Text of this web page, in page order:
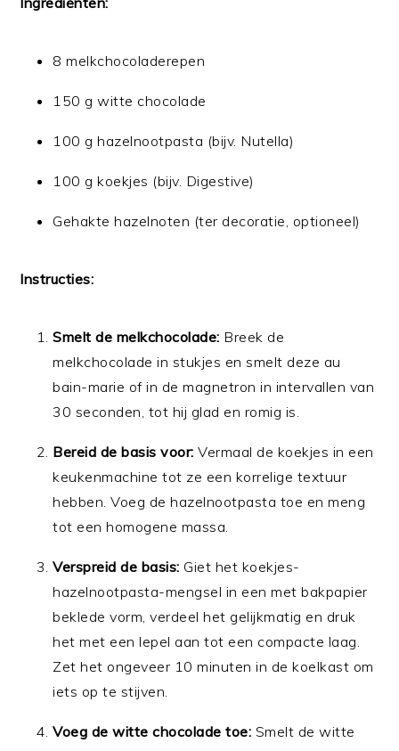
8 melkchocoladerepen
150 g witte chocolade
100 g hazelnootpasta (bijv. Nutella)
100 g koekjes (bijv. Digestive)
Gehakte hazelnoten (ter decoratie, optioneel)
Instructies:
Smelt de melkchocolade: Breek de
melkchocolade in stukjes en smelt deze au
bain-marie of in de magnetron in intervallen van
30 seconden, tot hij glad en romig is.
Bereid de basis voor: Vermaal de koekjes in een
keukenmachine tot ze een korrelige textuur
hebben. Voeg de hazelnootpasta toe en meng
tot een homogene massa.
Verspreid de basis: Giet het koekjes-
hazelnootpasta-mengsel in een met bakpapier
beklede vorm, verdeel het gelijkmatig en druk
het met een lepel aan tot een compacte laag.
Zet het ongeveer 10 minuten in de koelkast om
iets op te stijven.
Voeg de witte chocolade toe: Smelt de witte